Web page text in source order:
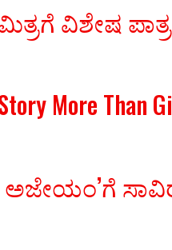
ವಿಶೇಷ
More Than
ಅಜೇಯಂ’ಗೆ